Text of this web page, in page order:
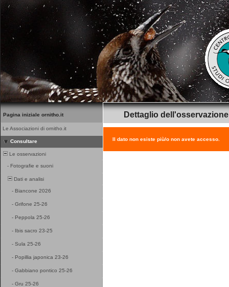
Pagina iniziale ornitho.it
Le Associazioni di ornitho.it
Consultare
Le osservazioni
- Fotografie e suoni
Dati e analisi
- Biancone 2026
- Grifone 25-26
- Peppola 25-26
- Ibis sacro 23-25
- Sula 25-26
- Popillia japonica 23-26
- Gabbiano pontico 25-26
- Gru 25-26
Dettaglio dell'osservazione
Il dato non esiste più/o non avete accesso.